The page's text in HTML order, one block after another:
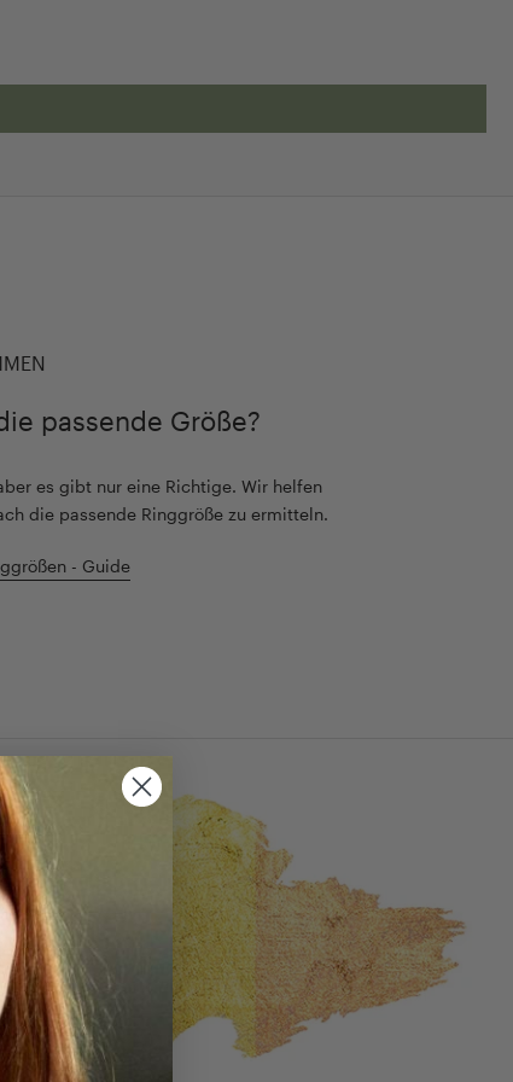
passende Größe?
es gibt nur eine Richtige. Wir helfen
die passende Ringgröße zu ermitteln.
- Guide